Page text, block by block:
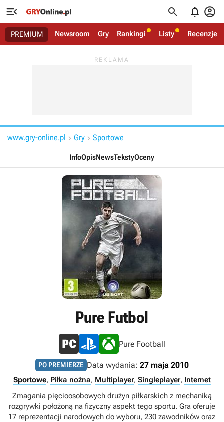
   
PREMIUM Newsroom Gry Rankingi Listy Recenzje
www.gry-online.pl  Gry  Sportowe
InfoOpisNewsTekstyOceny
Pure Futbol
Pure Football
PO PREMIERZE Data wydania: 27 maja 2010
Sportowe, Piłka nożna, Multiplayer, Singleplayer, Internet
Zmagania pięcioosobowych drużyn piłkarskich z mechaniką
rozgrywki położoną na fizyczny aspekt tego sportu. Gra oferuje
17 reprezentacji narodowych do wyboru, 230 zawodników oraz